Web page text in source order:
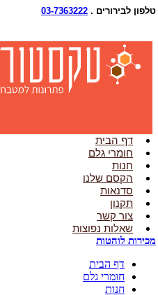
טלפון לבירורים . 03-7363222
דף הבית
חומרי גלם
חנות
הקסם שלנו
סדנאות
תקנון
צור קשר
שאלות נפוצות
מכירות לוהטות
דף הבית
חומרי גלם
חנות